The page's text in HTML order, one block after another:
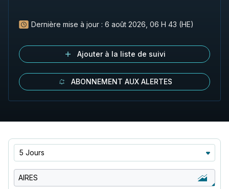
Dernière mise à jour : 6 août 2026, 06 H 43 (HE)
Ajouter à la liste de suivi
ABONNEMENT AUX ALERTES
5 Jours
AIRES